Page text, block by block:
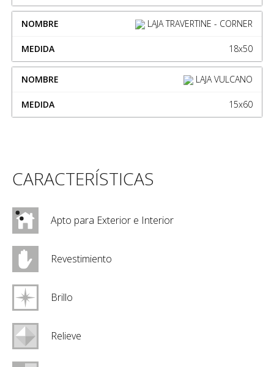
LAJA TRAVERTINE - CORNER
18x50
LAJA VULCANO
15x60
CARACTERÍSTICAS
Apto para Exterior e Interior
Revestimiento
Brillo
Relieve